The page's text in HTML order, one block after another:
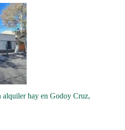
alquiler hay en Godoy Cruz,